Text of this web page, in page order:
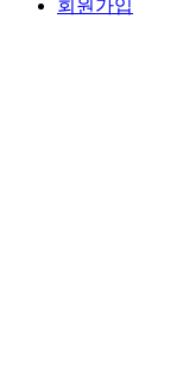
회원가입